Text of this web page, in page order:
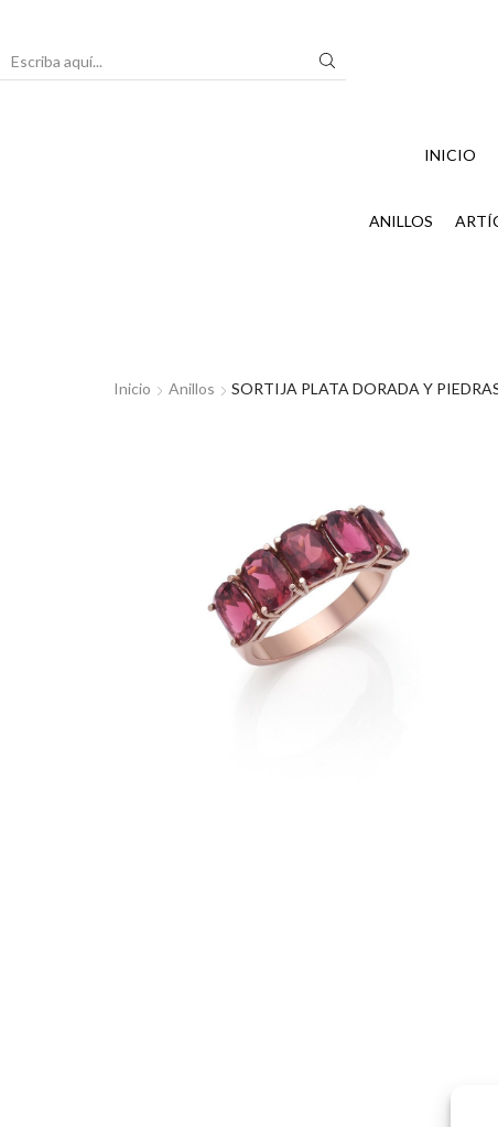
INICIO
ANILLOS
Inicio Anillos SORTIJA PLATA DORADA Y